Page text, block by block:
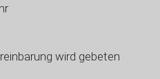
wird gebeten